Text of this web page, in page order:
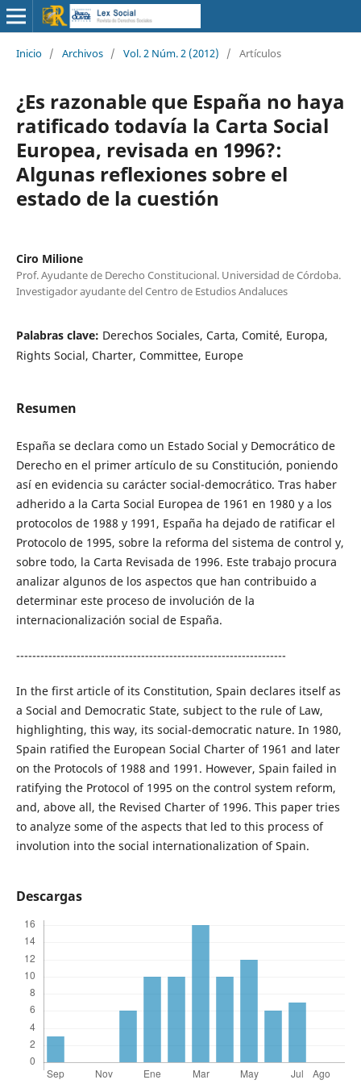
Inicio / Archivos / Vol. 2 Núm. 2 (2012) / Artículos
¿Es razonable que España no haya
ratificado todavía la Carta Social
Europea, revisada en 1996?:
Algunas reflexiones sobre el
estado de la cuestión
Ciro Milione
Prof. Ayudante de Derecho Constitucional. Universidad de Córdoba.
Investigador ayudante del Centro de Estudios Andaluces
Palabras clave: Derechos Sociales, Carta, Comité, Europa,
Rights Social, Charter, Committee, Europe
Resumen
España se declara como un Estado Social y Democrático de
Derecho en el primer artículo de su Constitución, poniendo
así en evidencia su carácter social-democrático. Tras haber
adherido a la Carta Social Europea de 1961 en 1980 y a los
protocolos de 1988 y 1991, España ha dejado de ratificar el
Protocolo de 1995, sobre la reforma del sistema de control y,
sobre todo, la Carta Revisada de 1996. Este trabajo procura
analizar algunos de los aspectos que han contribuido a
determinar este proceso de involución de la
internacionalización social de España.
-------------------------------------------------------------------
In the first article of its Constitution, Spain declares itself as
a Social and Democratic State, subject to the rule of Law,
highlighting, this way, its social-democratic nature. In 1980,
Spain ratified the European Social Charter of 1961 and later
on the Protocols of 1988 and 1991. However, Spain failed in
ratifying the Protocol of 1995 on the control system reform,
and, above all, the Revised Charter of 1996. This paper tries
to analyze some of the aspects that led to this process of
involution into the social internationalization of Spain.
Descargas